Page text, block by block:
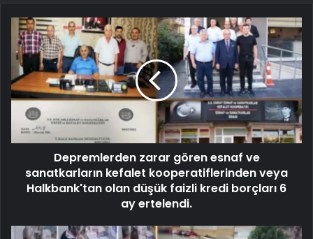
Depremlerden zarar gören esnaf ve
sanatkarların kefalet kooperatiflerinden veya
Halkbank'tan olan düşük faizli kredi borçları 6
ay ertelendi.